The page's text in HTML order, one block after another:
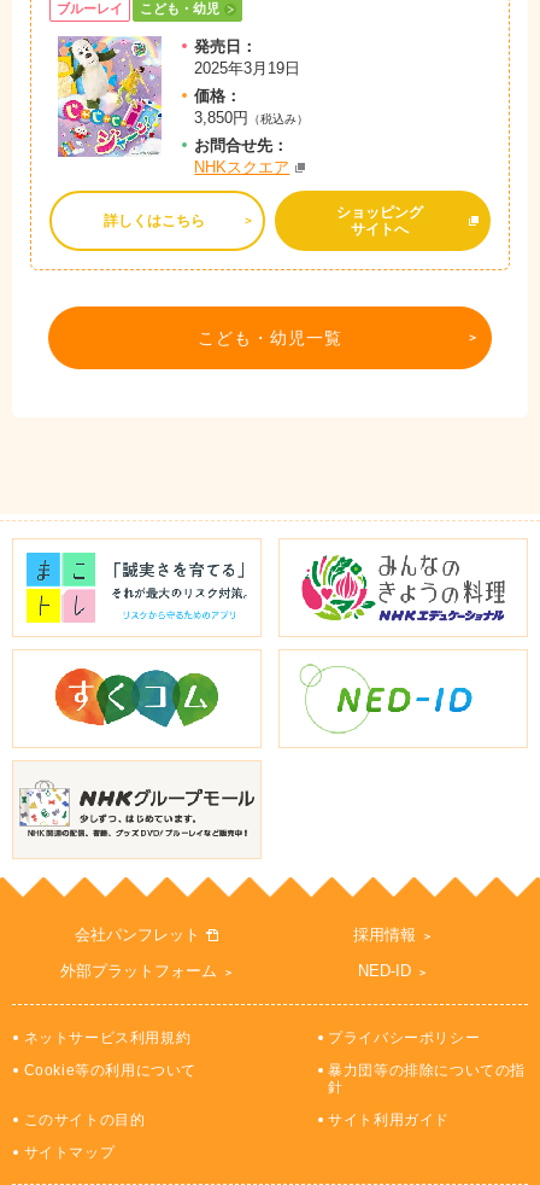
ブルーレイ こども・幼児
発売日：
2025年3月19日
価格：
3,850円
（税込み）
お問合せ先：
NHKスクエア
詳しくはこちら
ショッピング
サイトへ
こども・幼児一覧
会社パンフレット
採用情報
外部プラットフォーム
NED-ID
ネットサービス利用規約
プライバシーポリシー
Cookie等の利用について
暴力団等の排除についての指
針
このサイトの目的
サイト利用ガイド
サイトマップ